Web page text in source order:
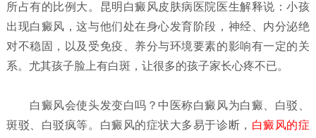
所占有的比例大。昆明白癜风皮肤病医院医生解释说：小孩
出现白癜风，这与他们处在身心发育阶段，神经、内分泌绝
对不稳固，以及受免疫、养分与环境要素的影响有一定的关
系。尤其孩子脸上有白斑，让很多的孩子家长心疼不已。
白癜风会使头发变白吗？ 中医称白癜风为白癜、白驳、
斑驳、白驳疯等。白癜风的症状大多易于诊断， 白癜风的症